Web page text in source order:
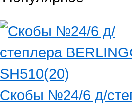
Скобы №24/6 д/